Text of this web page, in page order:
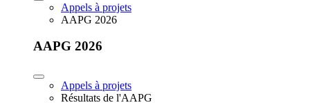
Appels à projets
AAPG 2026
AAPG 2026
Appels à projets
Résultats de l'AAPG